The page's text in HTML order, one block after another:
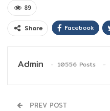
89
Share Facebook
Admin 10556 Posts
PREV POST